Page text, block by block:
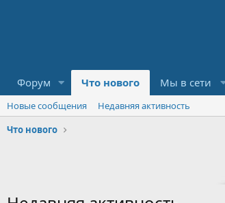
Форум Что нового Мы в сети
Новые сообщения
Недавняя активность
Что нового